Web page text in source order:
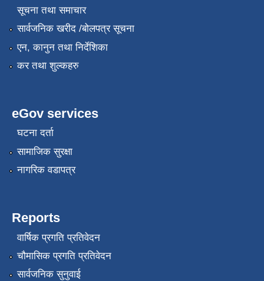
सूचना तथा समाचार
सार्वजनिक खरीद /बोलपत्र सूचना
एन, कानुन तथा निर्देशिका
कर तथा शुल्कहरु
eGov services
घटना दर्ता
सामाजिक सुरक्षा
नागरिक वडापत्र
Reports
वार्षिक प्रगति प्रतिवेदन
चौमासिक प्रगति प्रतिवेदन
सार्वजनिक सुनुवाई